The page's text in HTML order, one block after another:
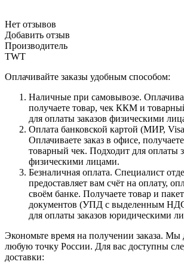
Нет отзывов
Добавить отзыв
Производитель
TWT
Оплачивайте заказы удобным способом:
Наличные при самовывозе.
получаете товар, чек ККМ и
для оплаты заказов физическими
Оплата банковской картой (МИР,
Оплачиваете заказ в офисе,
товарный чек. Подходит для оплаты
физическими лицами.
Безналичная оплата. Специалист
предоставляет вам счёт на оплату,
своём банке. Получаете товар и
документов (УПД с выделенным
для оплаты заказов юридическими
Экономьте время на получении заказа. Мы
любую точку России. Для вас доступны
доставки: